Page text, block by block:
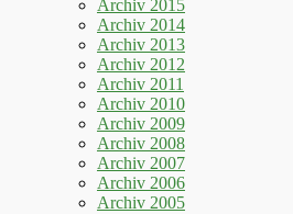
Archiv 2015
Archiv 2014
Archiv 2013
Archiv 2012
Archiv 2011
Archiv 2010
Archiv 2009
Archiv 2008
Archiv 2007
Archiv 2006
Archiv 2005